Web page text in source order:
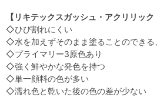
【リキテックスガッシュ・アクリリッ
◇ひび割れにくい
◇水を加えずそのまま塗ることのできる
◇プライマリー3原色あり
◇強く鮮やかな発色を持つ
◇単一顔料の色が多い
◇濡れ色と乾いた後の色の差が少ない